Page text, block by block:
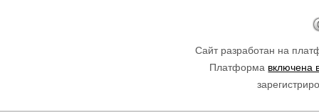
Сайт разработан на
Платформа включена